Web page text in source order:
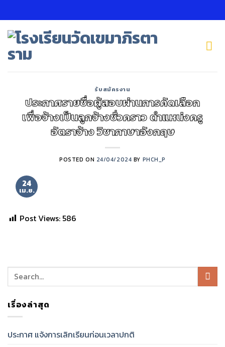
to
content
รับสมัครงาน
ปร ะกาศรายชื่อผู้สอบผ่านการคัดเลือก
เพื่อจ้างเป็นลูกจ้างชั่วคราว ตำแหน่งครู
อัตราจ้าง วิชาภาษาอังกฤษ
POSTED ON 24/04/2024 BY PHCH_P
24
เม.ย.
Post Views: 586
เรื่องล่าสุด
ประกาศ แจ้งการเลิกเรียนก่อนเวลาปกติ